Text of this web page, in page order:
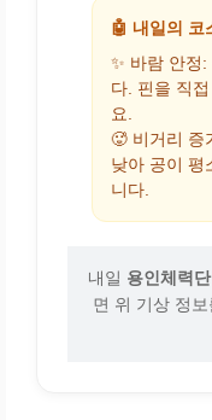
🤖 내일의 코
✨ 바람 안정:
다. 핀을 직
요.
🥵 비거리 증
낮아 공이 평
니다.
내일 용인체력
면 위 기상 정